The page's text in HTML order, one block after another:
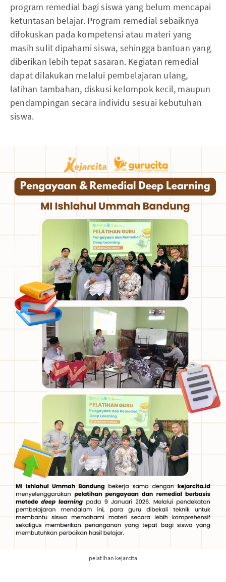
program remedial bagi siswa yang belum mencapai
ketuntasan belajar. Program remedial sebaiknya
difokuskan pada kompetensi atau materi yang
masih sulit dipahami siswa, sehingga bantuan yang
diberikan lebih tepat sasaran. Kegiatan remedial
dapat dilakukan melalui pembelajaran ulang,
latihan tambahan, diskusi kelompok kecil, maupun
pendampingan secara individu sesuai kebutuhan
siswa.
pelatihan kejarcita